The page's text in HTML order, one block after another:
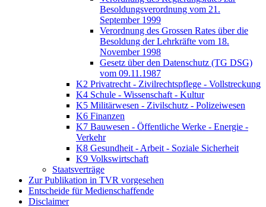
Besoldungsverordnung vom 21.
September 1999
Verordnung des Grossen Rates über die
Besoldung der Lehrkräfte vom 18.
November 1998
Gesetz über den Datenschutz (TG DSG)
vom 09.11.1987
K2 Privatrecht - Zivilrechtspflege - Vollstreckung
K4 Schule - Wissenschaft - Kultur
K5 Militärwesen - Zivilschutz - Polizeiwesen
K6 Finanzen
K7 Bauwesen - Öffentliche Werke - Energie -
Verkehr
K8 Gesundheit - Arbeit - Soziale Sicherheit
K9 Volkswirtschaft
Staatsverträge
Zur Publikation in TVR vorgesehen
Entscheide für Medienschaffende
Disclaimer